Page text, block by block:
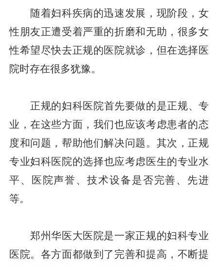
随着妇科疾病的迅速发展，现阶段，女
性朋友正遭受着严重的折磨和无助，很多女
性希望尽快去正规的医院就诊，但在选择医
院时存在很多犹豫。
正规的妇科医院首先要做的是正规、专
业，在这些方面，我们也应该考虑患者的态
度和问题，帮助他们解决问题。其次，正规
专业妇科医院的选择也应考虑医生的专业水
平、医院声誉、技术设备是否完善、先进
等。
郑州华医大医院是一家正规的妇科专业
医院。各方面都做到了完善和提高，不断提